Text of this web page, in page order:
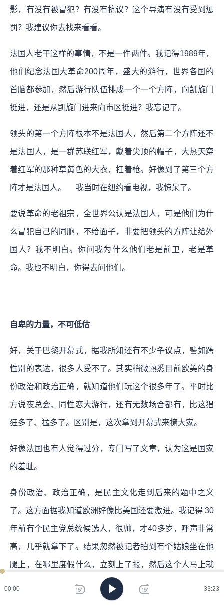
00:00 33:23
影，有没有被冒犯？有没有抗议？这个导演有没有受到惩
罚？我建议你去找来看看。
法国人老干这样的事情，不是一件两件。我记得1989年，
他们纪念法国大革命200周年，盛大的游行，世界各国的
首脑都参加，然后游行队伍排成一个一个方阵，向凯旋门
挺进，还是从凯旋门进来向市区挺进？我忘记了。
领头的第一个方阵根本不是法国人，然后第二个方阵还不
是法国人，是一群苏联红军，戴着尖顶的帽子，大热天穿
着红军的那种草黄色的大衣，扛着枪。好像到了第三个方
阵才是法国人。 我当时在纽约看电视，我惊呆了。
要说革命的老祖宗，全世界公认是法国人，可是他们为什
么冒犯自己的同胞，不给面子，非要把领头的方阵让给外
国人？我不明白。你问我为什么他们老是前卫，老是革
命。我也不明白，你得去问他们。
自卑的力量，不可低估
好，关于巴黎开幕式，据我所知还有不少争议点，譬如跨
性别的表达，很多人受不了。其实稍微熟悉目前欧美的身
份政治和政治正确，就知道他们玩这个很多年了。平时比
方说夜总会、同性恋大游行，还有无数场合都有，比这猖
狂多了、猛多了。区别是，这次拿到开幕式来撩大家。
好像法国也有人觉得过分，专门写了文章，认为这是国家
的羞耻。
身份政治、政治正确，是民主文化走到后来的题中之义
了。这方面据我知道欧洲好像比美国还要激进。我记得 30
年前有个民主党总统候选人，很帅，才40多岁，呼声非常
高，几乎就拿下了。结果忽然被记者拍到有个姑娘坐在他
腿上，在哪里度假什么，立刻上了报，然后这个人马上就
完蛋，从此消失，至今我都没听说过他再冒出来。当时欧
洲各国随即为文嘲笑，法国《费加罗报》头版文章题目是